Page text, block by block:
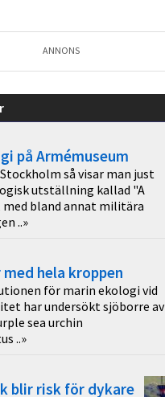
ANNONS
på Armémuseum
så visar man just
utställning kallad "A
med bland annat militära
..»
hela kroppen
för marin ekologi vid
har undersökt sjöborre av
sea urchin
..»
blir risk för dykare